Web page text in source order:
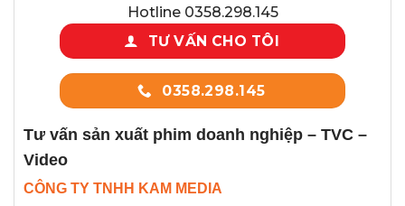
Hotline 0358.298.145
TƯ VẤN CHO TÔI
0358.298.145
Tư vấn sản xuất phim doanh nghiệp – TVC –
Video
CÔNG TY TNHH KAM MEDIA